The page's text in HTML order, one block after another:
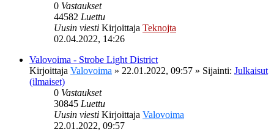
0 Vastaukset
44582 Luettu
Uusin viesti Kirjoittaja Teknojta
02.04.2022, 14:26
Valovoima - Strobe Light District
Kirjoittaja Valovoima » 22.01.2022, 09:57 » Sijainti: Julkaisut
(ilmaiset)
0 Vastaukset
30845 Luettu
Uusin viesti Kirjoittaja Valovoima
22.01.2022, 09:57